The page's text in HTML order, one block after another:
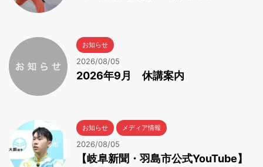
お知らせ
2026/08/05
2026年9月 休講案内
お知らせ メディア情報
2026/08/05
【岐阜新聞・羽島市公式YouTube】